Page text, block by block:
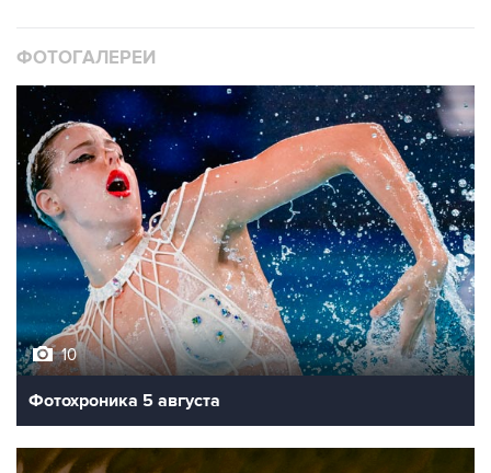
ФОТОГАЛЕРЕИ
10
Фотохроника 5 августа